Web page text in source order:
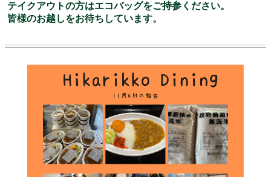
テイクアウトの方はエコバッグをご持参ください。
皆様のお越しをお待ちしています。